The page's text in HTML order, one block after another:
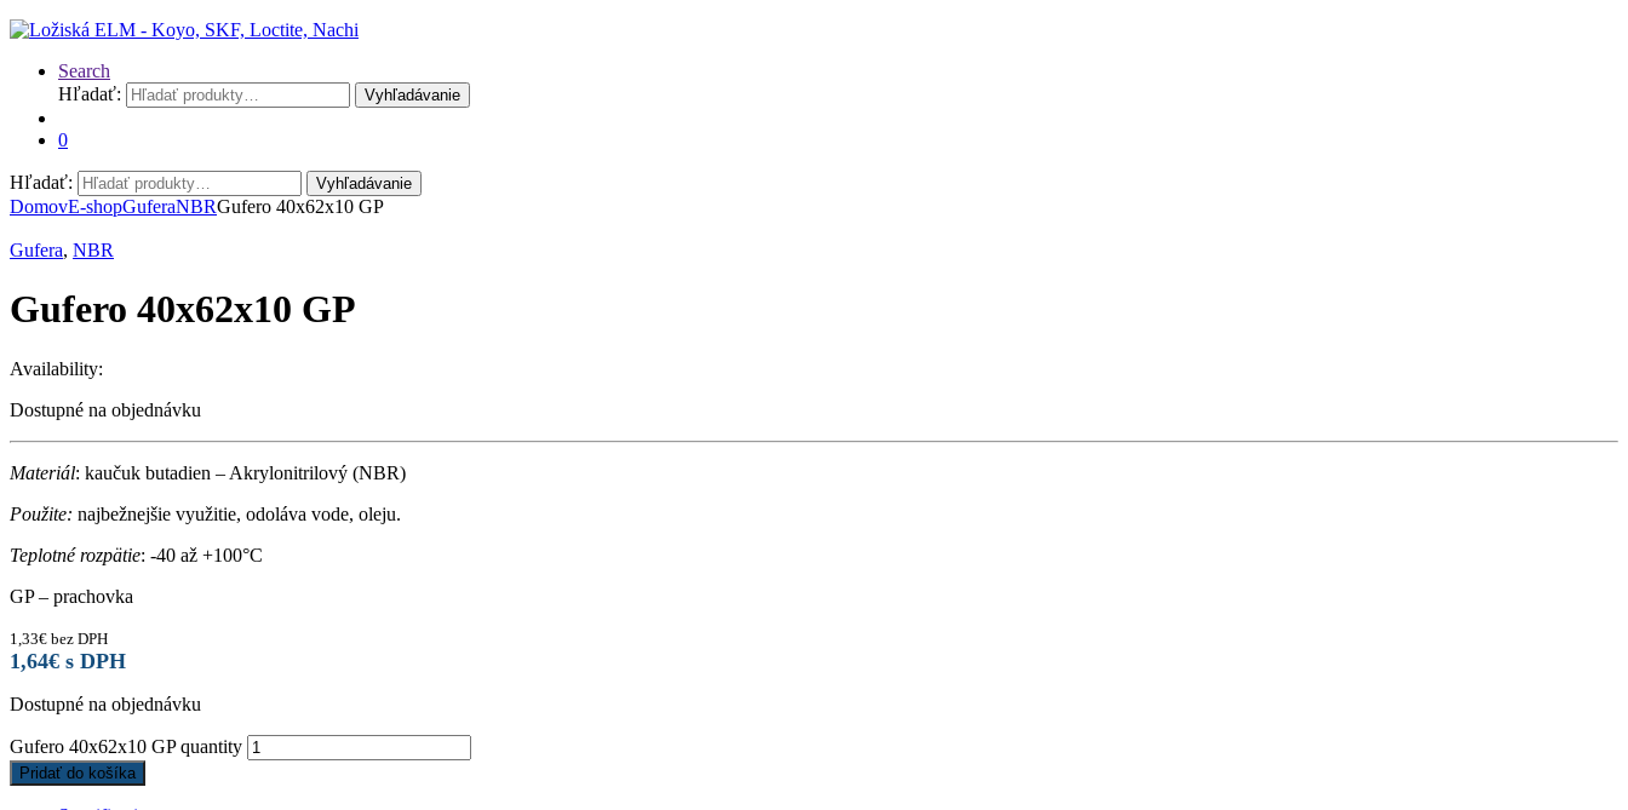
Search
Hľadať:
Vyhľadávanie
0
Hľadať: Vyhľadávanie
DomovE-shopGuferaNBRGufero 40x62x10 GP
Gufera, NBR
Gufero 40x62x10 GP
Availability:
Dostupné na objednávku
Materiál: kaučuk butadien – Akrylonitrilový (NBR)
Použite: najbežnejšie využitie, odoláva vode, oleju.
Teplotné rozpätie: -40 až +100°C
GP – prachovka
1,33€ bez DPH
1,64€ s DPH
Dostupné na objednávku
Gufero 40x62x10 GP quantity
Pridať do košíka